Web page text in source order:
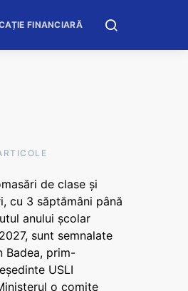
FINANCIARĂ
de clase și
cu 3 săptămâni până
anului școlar
sunt semnalate
Badea, prim-
USLI
o comite